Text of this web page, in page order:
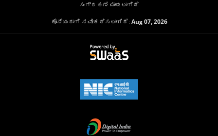
ಸಂಗ್ರಹಣೆ ಮಾಡಲಾಗಿದೆ
ಕೊನೆಯದಾಗಿ ನವೀಕರಿಸಲಾಗಿದೆ: Aug 07, 2026